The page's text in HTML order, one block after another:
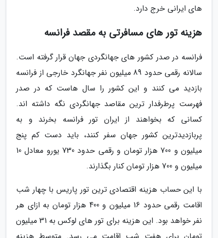
های ایرانی خرج دارد.
هزینه تور های مسافرتی به مقصد فرانسه
فرانسه در صدر کشور های جهانگردی جهان قرار گرفته است.
سالانه رقمی حدود 89 میلیون نفر جهانگرد خارجی از فرانسه
بازدید می کنند و این کشور را سال هاست که در صدر
فهرست پرطرفدار ترین مقاصد جهانگردی نگه داشته اند.
کسانی که بخواهند از ایران تور فرانسه بخرند و به
پربازدیدترین کشور جهان سفر کنند، باید دست کم پنج
میلیون و 700 هزار تومان و رقمی حدود 730 یورو معادل 10
میلیون و 700 هزار تومان کنار بگذارند.
با این حساب هزینه اقتصادی ترین تور پاریس با چهار شب
اقامت رقمی حدود 16 میلیون و 400 هزار تومان به ازای هر
نفر خواهد بود. این هزینه برای تور های لوکس به 31 میلیون